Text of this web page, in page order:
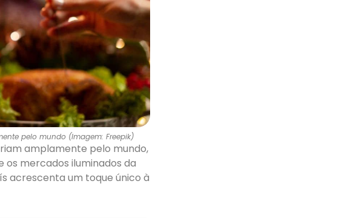
pelo mundo (Imagem: Freepik)
amplamente pelo mundo,
os mercados iluminados da
acrescenta um toque único à